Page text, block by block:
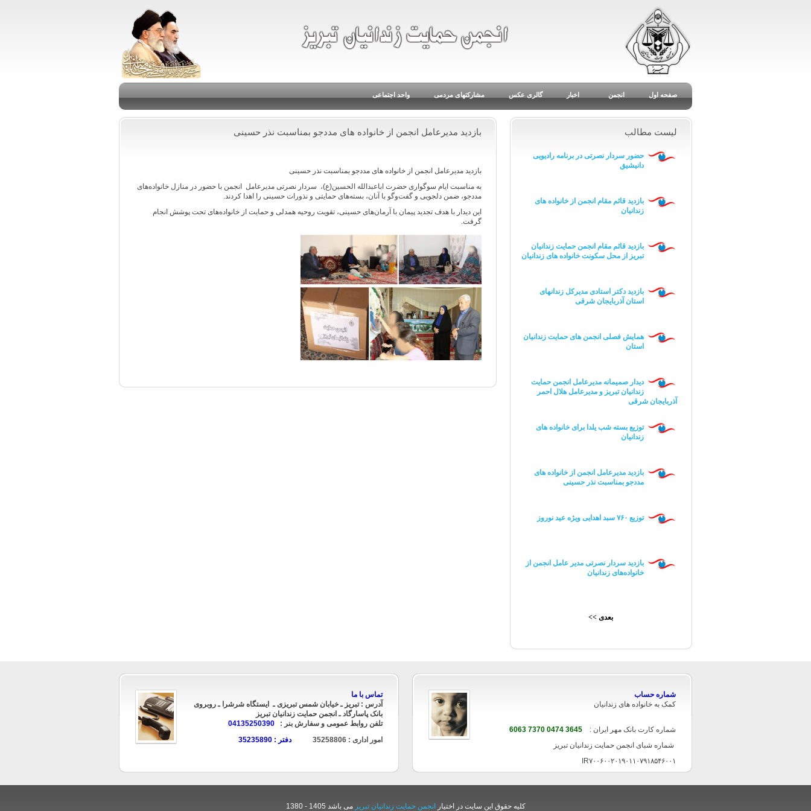
صفحه اول انجمن اخبار گالری عکس مشارکتهای مردمی واحد اجتماعی
لیست مطالب
حضور سردار نصرتی در برنامه رادیویی
دانیشیق
بازدید قائم مقام انجمن از خانواده های
زندانیان
بازدید قائم مقام انجمن حمایت زندانیان
تبریز از محل سکونت خانواده های زندانیان
بازدید دکتر استادی مدیرکل زندانهای
استان آذربایجان شرقی
همایش فصلی انجمن های حمایت زندانیان
استان
دیدار صمیمانه مدیرعامل انجمن حمایت
زندانیان تبریز و مدیرعامل هلال احمر
آذربایجان شرقی
توزیع بسته شب یلدا برای خانواده های
زندانیان
بازدید مدیرعامل انجمن از خانواده های
مددجو بمناسبت نذر حسینی
توزیع ۷۶۰ سبد اهدایی ویژه عید نوروز
بازدید سردار نصرتی مدیر عامل انجمن از
خانواده‌های زندانیان
بعدی >>
بازدید مدیرعامل انجمن از خانواده های مددجو بمناسبت نذر حسینی
بازدید مدیرعامل انجمن از خانواده های مددجو بمناسبت نذر حسینی
به مناسبت ایام سوگواری حضرت اباعبدالله الحسین(ع)، سردار نصرتی مدیرعامل انجمن با حضور در منازل خانواده‌های
مددجو، ضمن دلجویی و گفت‌وگو با آنان، بسته‌های حمایتی و نذورات حسینی را اهدا کردند.
این دیدار با هدف تجدید پیمان با آرمان‌های حسینی، تقویت روحیه همدلی و حمایت از خانواده‌های تحت پوشش انجام
گرفت.
شماره حساب
کمک به خانواده های زندانیان
شماره کارت بانک مهر ایران :
شماره شبای انجمن حمایت زندانیان تبریز
IR۷۰۰۶۰۰۲۰۱۹۰۱۱۰۷۹۱۸۵۴۶۰۰۱
تماس با ما
آدرس : تبریز ـ خیابان شمس تبریزی ـ ایستگاه شرشرا ـ روبروی
بانک پاسارگاد ـ انجمن حمایت زندانیان تبریز
تلفن روابط عمومی و سفارش بنر :
04135250390
امور اداری : 35258806
دفتر : 35235890
کلیه حقوق این سایت در اختیار انجمن حمایت زندانیان تبریز می باشد 1405 - 1380